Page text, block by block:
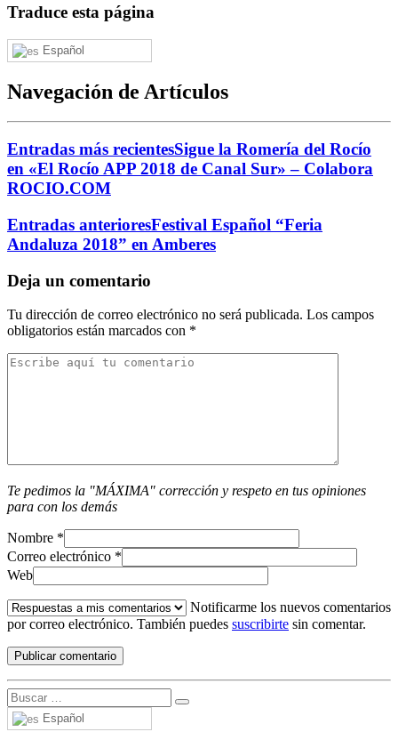
Traduce esta página
Español
Navegación de Artículos
Entradas más recientesSigue la Romería del Rocío
en «El Rocío APP 2018 de Canal Sur» – Colabora
ROCIO.COM
Entradas anterioresFestival Español “Feria
Andaluza 2018” en Amberes
Deja un comentario
Tu dirección de correo electrónico no será publicada. Los campos
obligatorios están marcados con *
Te pedimos la "MÁXIMA" corrección y respeto en tus opiniones
para con los demás
Nombre *
Correo electrónico *
Web
Notificarme los nuevos comentarios
por correo electrónico. También puedes suscribirte sin comentar.
Español